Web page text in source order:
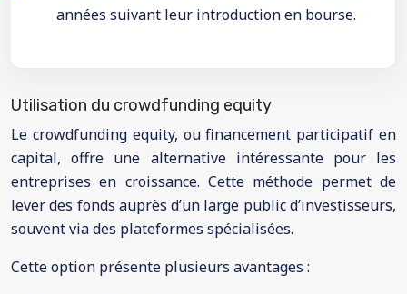
années suivant leur introduction en bourse.
Utilisation du crowdfunding equity
Le crowdfunding equity, ou financement participatif en
capital, offre une alternative intéressante pour les
entreprises en croissance. Cette méthode permet de
lever des fonds auprès d’un large public d’investisseurs,
souvent via des plateformes spécialisées.
Cette option présente plusieurs avantages :